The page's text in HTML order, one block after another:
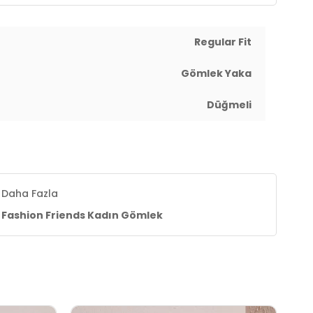
Regular Fit
Gömlek Yaka
Düğmeli
Daha Fazla
Fashion Friends Kadın Gömlek